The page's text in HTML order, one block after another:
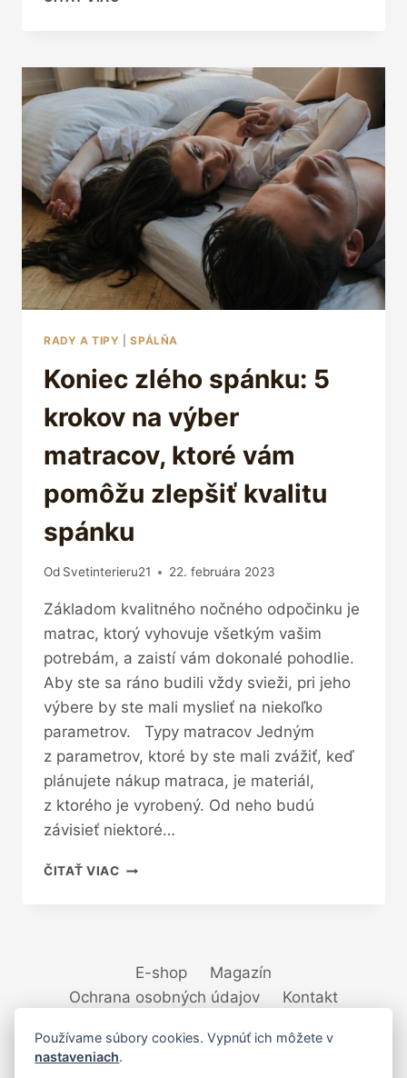
VÁŠE
SPÁLNE
RADY A TIPY |SPÁLŇA
Koniec zlého spánku: 5
krokov na výber
matracov, ktoré vám
pomôžu zlepšiť kvalitu
spánku
Od Svetinterieru21 22. februára 2023
Základom kvalitného nočného odpočinku je
matrac, ktorý vyhovuje všetkým vašim
potrebám, a zaistí vám dokonalé pohodlie.
Aby ste sa ráno budili vždy svieži, pri jeho
výbere by ste mali myslieť na niekoľko
parametrov. Typy matracov Jedným
z parametrov, ktoré by ste mali zvážiť, keď
plánujete nákup matraca, je materiál,
z ktorého je vyrobený. Od neho budú
závisieť niektoré…
ČITAŤ VIACKONIEC
VÝBER
MATRACOV,
VÁM
POMÔŽU
E-shop
Magazín
Ochrana osobných údajov
Kontakt
Používame súbory cookies. Vypnúť ich môžete v
nastaveniach.